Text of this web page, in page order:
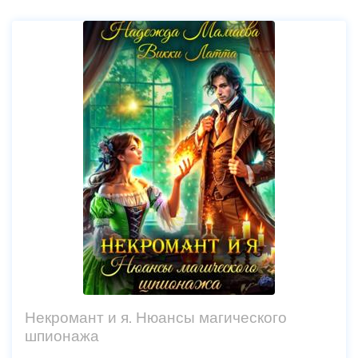
Некромант и я. Нюансы магического
шпионажа